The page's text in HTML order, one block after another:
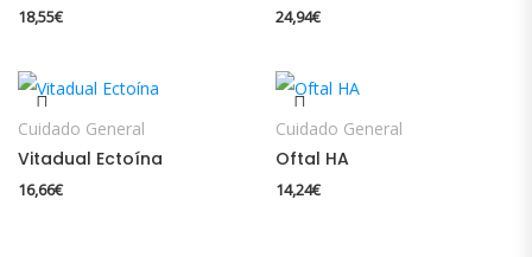
18,55€ 24,94€
Cuidado General
Vitadual Ectoína
16,66€
Cuidado General
Oftal HA
14,24€